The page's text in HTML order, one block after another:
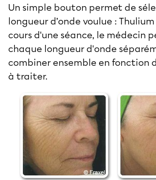
Un simple bouton permet de
longueur d’onde voulue :
cours d'une séance, le médecin
chaque longueur d'onde
combiner ensemble en fonction
à traiter.